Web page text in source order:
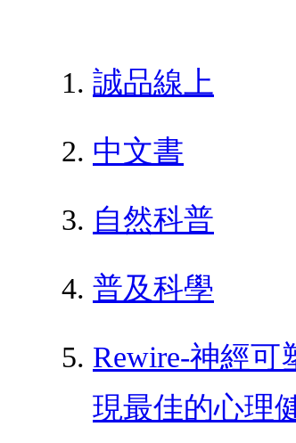
誠品線上
中文書
自然科普
普及科學
Rewire-神經
現最佳的心理